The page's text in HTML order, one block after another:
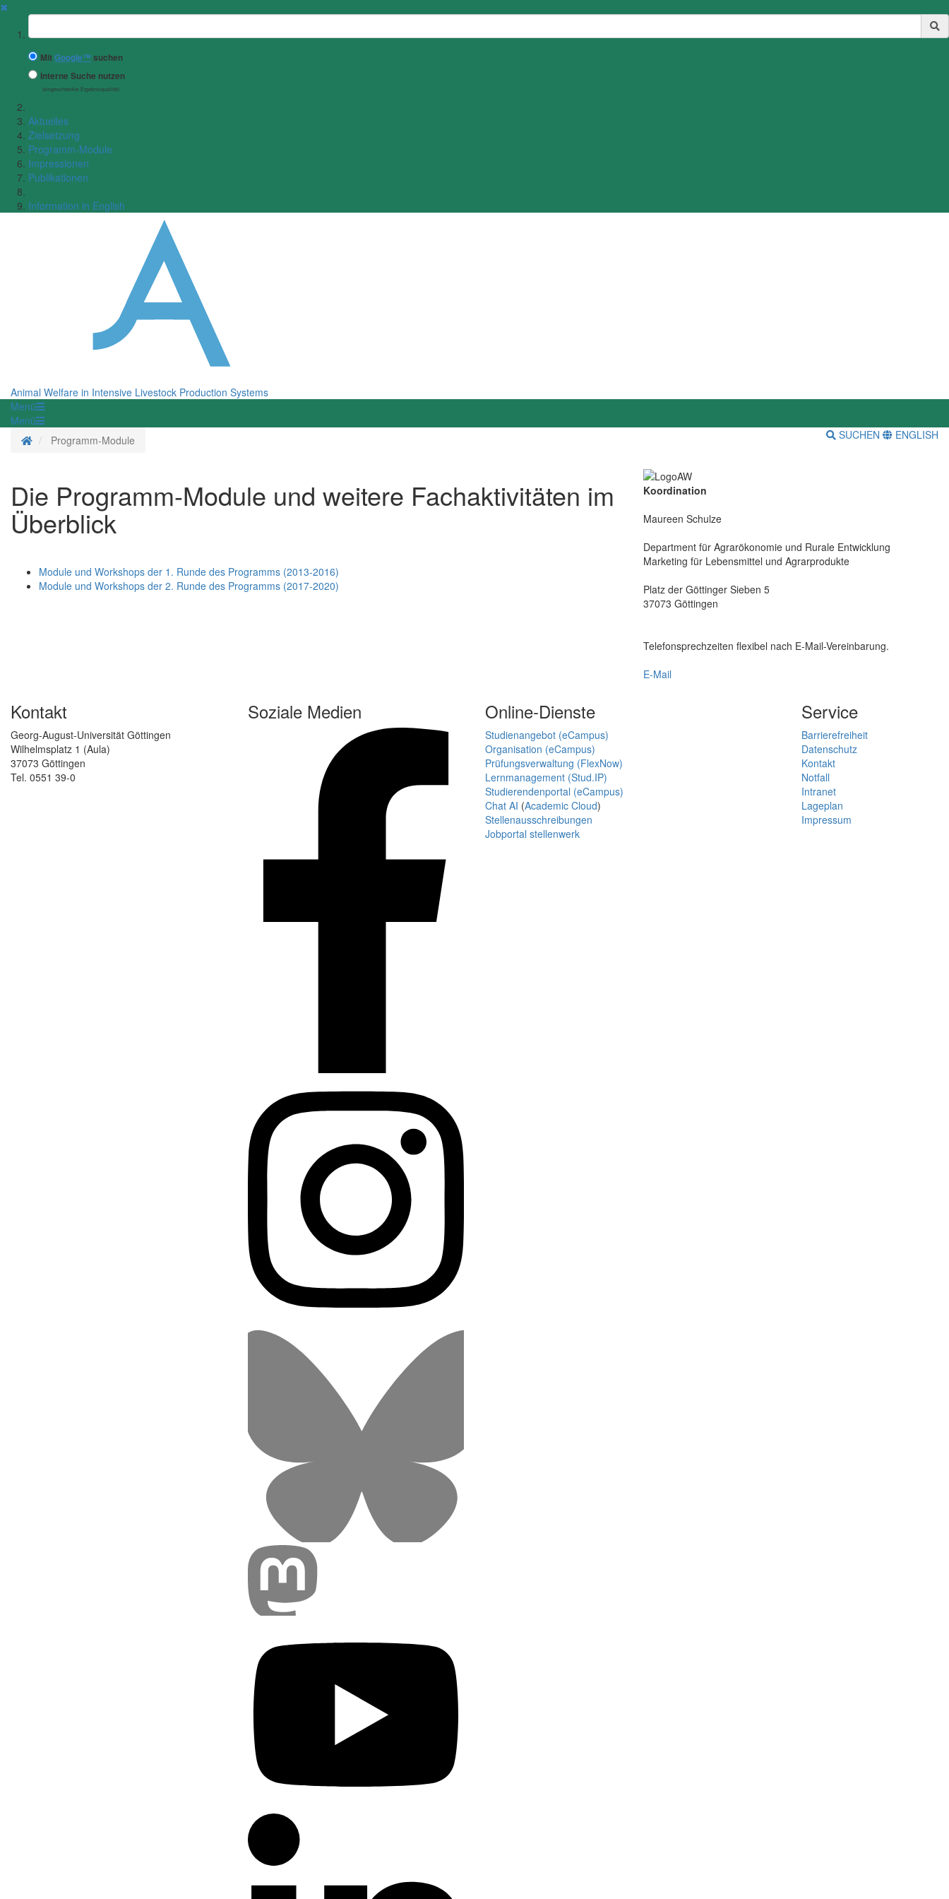
✖
Suchbegriff
MitGoogle™ suchen
Interne Suche nutzen
(eingeschränkte Ergebnisqualität)
Aktuelles
Zielsetzung
Programm-Module
Impressionen
Publikationen
Information in English
Animal Welfare in Intensive Livestock Production Systems
Menü
Menü
StartseiteProgramm-Module SUCHEN ENGLISH
Die Programm-Module und weitere Fachaktivitäten im
Überblick
Module und Workshops der 1. Runde des Programms (2013-2016)
Module und Workshops der 2. Runde des Programms (2017-2020)
Koordination
Maureen Schulze
Department für Agrarökonomie und Rurale Entwicklung
Marketing für Lebensmittel und Agrarprodukte
Platz der Göttinger Sieben 5
37073 Göttingen
Telefonsprechzeiten flexibel nach E-Mail-Vereinbarung.
E-Mail
Kontakt
Georg-August-Universität Göttingen
Wilhelmsplatz 1 (Aula)
37073 Göttingen
Tel. 0551 39-0
Soziale Medien Online-Dienste
Studienangebot (eCampus)
Organisation (eCampus)
Prüfungsverwaltung (FlexNow)
Lernmanagement (Stud.IP)
Studierendenportal (eCampus)
Chat AI (Academic Cloud)
Stellenausschreibungen
Jobportal stellenwerk
Service
Barrierefreiheit
Datenschutz
Kontakt
Notfall
Intranet
Lageplan
Impressum